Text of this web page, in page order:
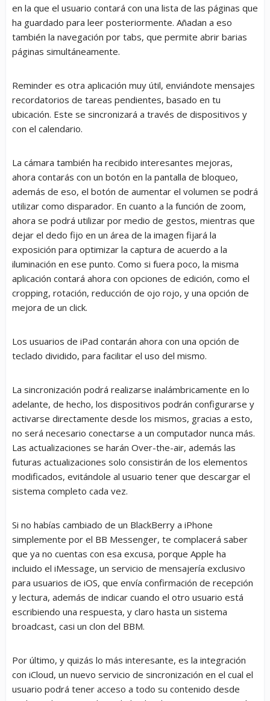
en la que el usuario contará con una lista de las páginas que
ha guardado para leer posteriormente. Añadan a eso
también la navegación por tabs, que permite abrir barias
páginas simultáneamente.
Reminder es otra aplicación muy útil, enviándote mensajes
recordatorios de tareas pendientes, basado en tu
ubicación. Este se sincronizará a través de dispositivos y
con el calendario.
La cámara también ha recibido interesantes mejoras,
ahora contarás con un botón en la pantalla de bloqueo,
además de eso, el botón de aumentar el volumen se podrá
utilizar como disparador. En cuanto a la función de zoom,
ahora se podrá utilizar por medio de gestos, mientras que
dejar el dedo fijo en un área de la imagen fijará la
exposición para optimizar la captura de acuerdo a la
iluminación en ese punto. Como si fuera poco, la misma
aplicación contará ahora con opciones de edición, como el
cropping, rotación, reducción de ojo rojo, y una opción de
mejora de un click.
Los usuarios de iPad contarán ahora con una opción de
teclado dividido, para facilitar el uso del mismo.
La sincronización podrá realizarse inalámbricamente en lo
adelante, de hecho, los dispositivos podrán configurarse y
activarse directamente desde los mismos, gracias a esto,
no será necesario conectarse a un computador nunca más.
Las actualizaciones se harán Over-the-air, además las
futuras actualizaciones solo consistirán de los elementos
modificados, evitándole al usuario tener que descargar el
sistema completo cada vez.
Si no habías cambiado de un BlackBerry a iPhone
simplemente por el BB Messenger, te complacerá saber
que ya no cuentas con esa excusa, porque Apple ha
incluido el iMessage, un servicio de mensajería exclusivo
para usuarios de iOS, que envía confirmación de recepción
y lectura, además de indicar cuando el otro usuario está
escribiendo una respuesta, y claro hasta un sistema
broadcast, casi un clon del BBM.
Por último, y quizás lo más interesante, es la integración
con iCloud, un nuevo servicio de sincronización en el cual el
usuario podrá tener acceso a todo su contenido desde